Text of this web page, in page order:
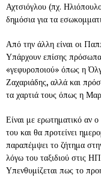
Αχτσιόγλου (πχ.
δημόσια για τα
Από την άλλη είναι οι
Υπάρχουν επίσης πρόσωπα
«γεφυροποιού» όπως η
Ζαχαριάδης, αλλά και
τα χαρτιά τους όπως η
Είναι με ερωτηματικό αν
του και θα προτείνει
παραπέμψει το ζήτημα
λόγω του ταξιδιού στις
Υπενθυμίζεται πως το